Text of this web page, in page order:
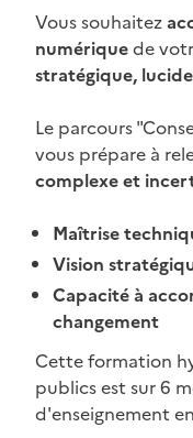
Vous souhaitez
numériquede
stratégique,
Le parcours
vous prépare à
complexe et
Maîtrise
Vision
Capacité à
changement
Cette formation
publics est sur 6
d'enseignement